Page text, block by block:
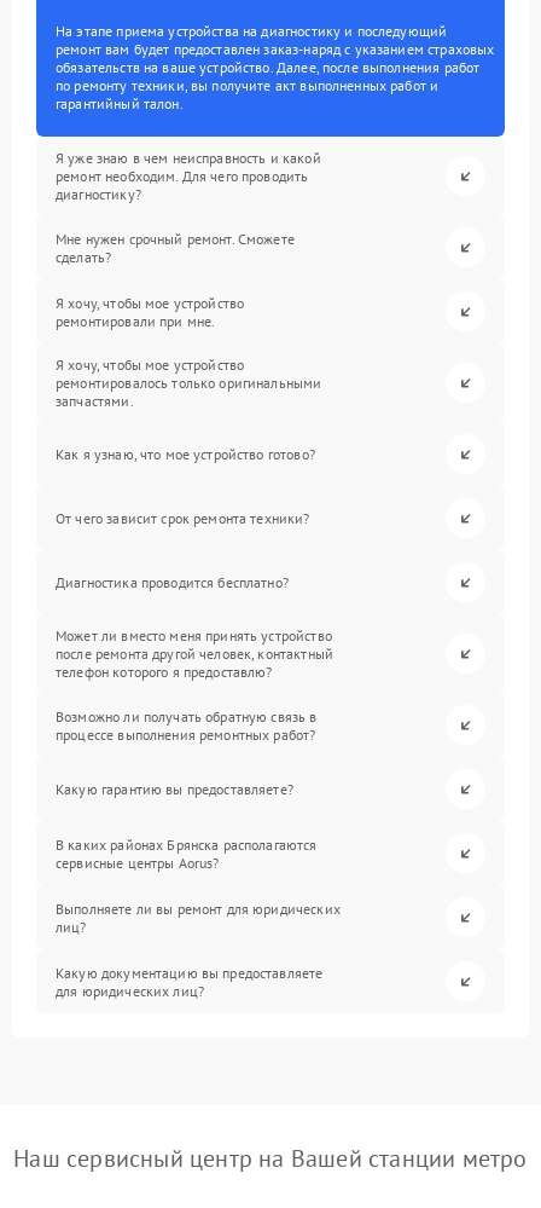
На этапе приема устройства на диагностику и последующий
ремонт вам будет предоставлен заказ-наряд с указанием страховых
обязательств на ваше устройство. Далее, после выполнения работ
по ремонту техники, вы получите акт выполненных работ и
гарантийный талон.
Я уже знаю в чем неисправность и какой
ремонт необходим. Для чего проводить
диагностику?
Мне нужен срочный ремонт. Сможете
сделать?
Я хочу, чтобы мое устройство
ремонтировали при мне.
Я хочу, чтобы мое устройство
ремонтировалось только оригинальными
запчастями.
Как я узнаю, что мое устройство готово?
От чего зависит срок ремонта техники?
Диагностика проводится бесплатно?
Может ли вместо меня принять устройство
после ремонта другой человек, контактный
телефон которого я предоставлю?
Возможно ли получать обратную связь в
процессе выполнения ремонтных работ?
Какую гарантию вы предоставляете?
В каких районах Брянска располагаются
сервисные центры Aorus?
Выполняете ли вы ремонт для юридических
лиц?
Какую документацию вы предоставляете
для юридических лиц?
Наш сервисный центр на Вашей станции метро